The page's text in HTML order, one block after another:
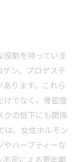
割を持っていま
ン、プロゲステ
ります。これら
けでなく、骨密度
クの低下にも関係
は、女性ホルモン
ハーブティーな
足による更年期